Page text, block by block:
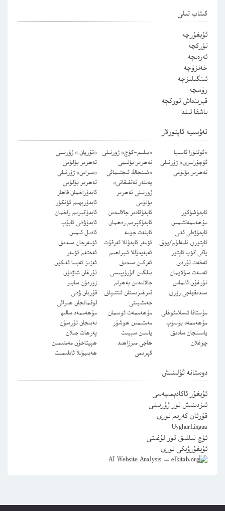
كىتاب تىلى
ئۇيغۇرچە
تۈركچە
ئەرەبچە
خەنزۇچە
ئىنگىلىزچە
رۇسچە
قېرىنداش تۈركچە
باشقا تىلدا
تەۋسىيە ئاپتورلار
«ئوتتۇرا ئاسىيا
ئۇچۇرلىرى» ژۇرنىلى
تەھرىر بۆلۈمى
«بىلىم-كۈچ» ژورنىلى
تەھرىر بۆلىمى
«تۇرپان » ژۇرنىلى
تەھرىر بۆلۈمى
«شىنجاڭ ئىجتىمائى
پەنلەر تەتقىقاتى»
ژورنىلى تەھرىر
بۆلۈمى
«مىراس» ژۇرنىلى
تەھرىر بۆلۈمى
ئابدۇراخمان قاھار
ئابدۇرېھىم ئۆتكۈر
ئابدۇشۈكۈر
مۇھەممەتئىمىن
ئابدۇقادىر جالالىدىن
ئابدۇكېرىم راخمان
ئابدۇكېرىم رەھمان
ئابدۇۋەلى ئايۇپ
ئابدۇۋەلى ئەلى
ئابلەت جۈمە
ئادىل ئىمىن
ئاپتورى نامەلۇم/يوق
ياكى كۆپ ئاپتور
ئۆمەر ئابدۇللا ئەرقۇت
ئۆمەرجان سىدىق
ئەبەيدۇللا ئىبراھىم
ئەختەم ئۆمەر
ئەخەت تۇردى
ئەركىن سىدىق
ئەزىز ئەيسا ئەلكۈن
ئەسەت سۇلايمان
بىلگىن گۇرۇپپىسى
تۇرغان شاۋدۇن
تۇرغۇن ئالماس
جالالىدىن بەھرام
زوردۇن سابىر
سىدىقھاجى رۇزى
قىرغىزىستان ئىتتىپاق
جەمئىيىتى
قۇربان ۋەلى
لوقمانجان ھىرائى
مۇستافا ئىسلامئوغلى
مۇھەممەت ئوسمان
مۇھەممەد سالىھ
مۇھەممەد يۈسۈپ
مەمتىمىن ھوشۇر
نەبىجان تۇرسۇن
ياسىنجان سادىق
چوغلان
ياسىن سېيىت
پەرھات جىلان
ھاجى مىرزاھىد
كېرىمى
ھېيتاخۇن مەمتىمىن
ھەبىبۇللا ئابلىمىت
دوستانە ئۇلىنىش
ئۇيغۇر ئاكادېمىيەسى
ئىزدىنىش تور ژۇرنىلى
قۇرئان كەرىم تورى
UyghurLingua
ئۈچ تىللىق تور لۇغىتى
ئۇيغۇرۋىكى تورى